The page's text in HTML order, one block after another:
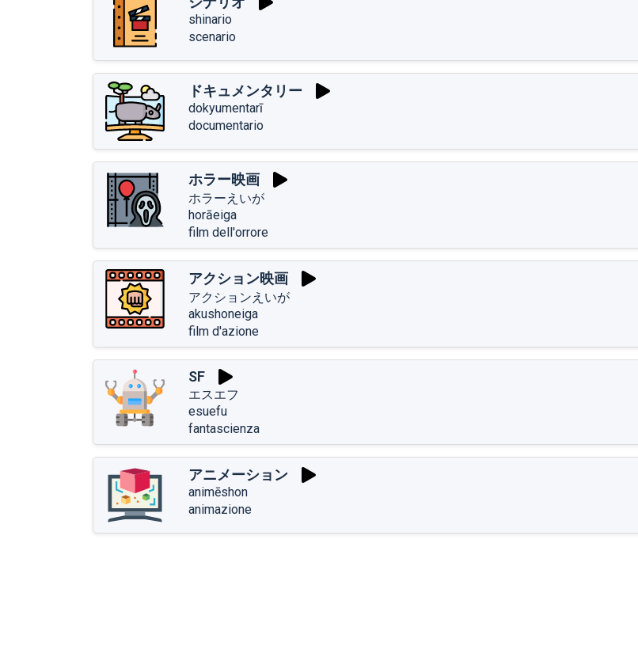
shinario
scenario
ドキュメンタリー
dokyumentarī
documentario
ホラー映画
ホラーえいが
horāeiga
film dell'orrore
アクション映画
アクションえいが
akushoneiga
film d'azione
SF
エスエフ
esuefu
fantascienza
アニメーション
animēshon
animazione